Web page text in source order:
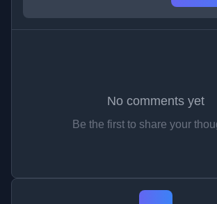
No comments yet
Be the first to share your